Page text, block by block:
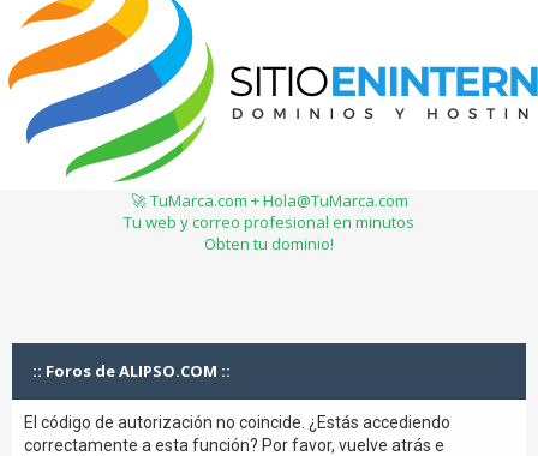
🚀 TuMarca.com + Hola@TuMarca.com
Tu web y correo profesional en minutos
Obten tu dominio!
:: Foros de ALIPSO.COM ::
El código de autorización no coincide. ¿Estás accediendo
correctamente a esta función? Por favor, vuelve atrás e